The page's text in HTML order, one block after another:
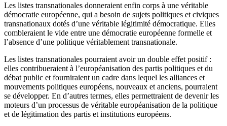
Les listes transnationales donneraient enfin corps à une véritable
démocratie européenne, qui a besoin de sujets politiques et civiques
transnationaux dotés d’une véritable légitimité démocratique. Elles
combleraient le vide entre une démocratie européenne formelle et
l’absence d’une politique véritablement transnationale.
Les listes transnationales pourraient avoir un double effet positif :
elles contribueraient à l’européanisation des partis politiques et du
débat public et fourniraient un cadre dans lequel les alliances et
mouvements politiques européens, nouveaux et anciens, pourraient
se développer. En d’autres termes, elles permettraient de devenir les
moteurs d’un processus de véritable européanisation de la politique
et de légitimation des partis et institutions européens.